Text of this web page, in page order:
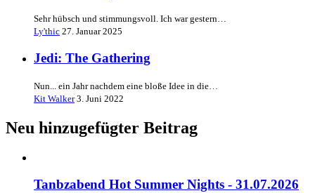
Sehr hübsch und stimmungsvoll. Ich war gestern…
Ly'thic 27. Januar 2025
Jedi: The Gathering
Nun... ein Jahr nachdem eine bloße Idee in die…
Kit Walker 3. Juni 2022
Neu hinzugefügter Beitrag
Tanbzabend Hot Summer Nights - 31.07.2026